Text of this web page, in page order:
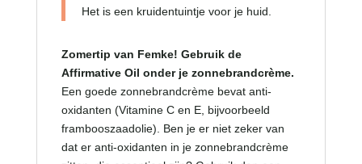
Het is een kruidentuintje voor je huid.
Zomertip van Femke! Gebruik de
Affirmative Oil onder je zonnebrandcrème.
Een goede zonnebrandcrème bevat anti-
oxidanten (Vitamine C en E, bijvoorbeeld
frambooszaadolie). Ben je er niet zeker van
dat er anti-oxidanten in je zonnebrandcrème